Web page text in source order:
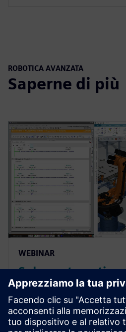
ROBOTICA AVANZATA
Saperne di più
WEBINAR
Solve automation
with virtual
software
Understand the benefits of